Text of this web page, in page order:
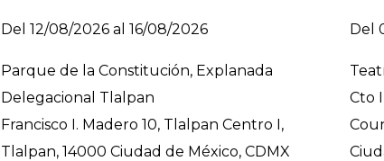
Del 12/08/2026 al 16/08/2026
Parque de la Constitución, Explanada
Delegacional Tlalpan
Francisco I. Madero 10, Tlalpan Centro I,
Tlalpan, 14000 Ciudad de México, CDMX
Del
Cto